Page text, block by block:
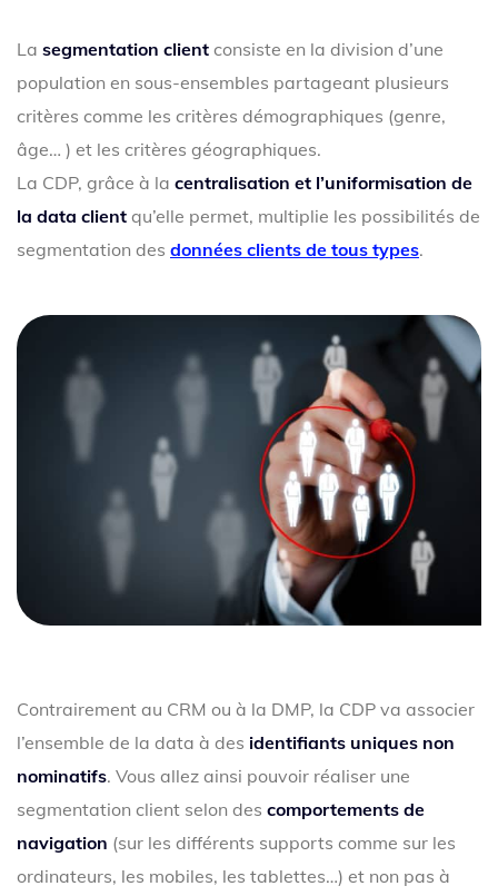
La segmentation client consiste en la division d’une
population en sous-ensembles partageant plusieurs
critères comme les critères démographiques (genre,
âge… ) et les critères géographiques.
La CDP, grâce à la centralisation et l’uniformisation de
la data client qu’elle permet, multiplie les possibilités de
segmentation des données clients de tous types.
Contrairement au CRM ou à la DMP, la CDP va associer
l’ensemble de la data à des identifiants uniques non
nominatifs. Vous allez ainsi pouvoir réaliser une
segmentation client selon des comportements de
navigation (sur les différents supports comme sur les
ordinateurs, les mobiles, les tablettes…) et non pas à